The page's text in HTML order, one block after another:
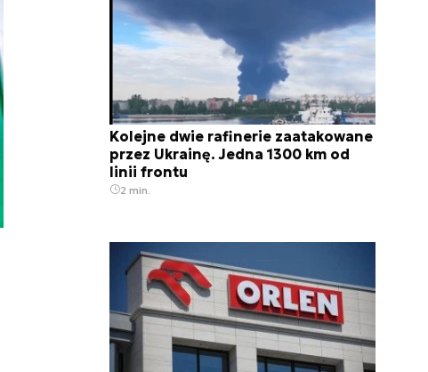
Kolejne dwie rafinerie zaatakowane
przez Ukrainę. Jedna 1300 km od
linii frontu
2 min.